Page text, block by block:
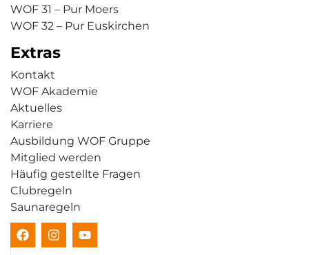
WOF 31 – Pur Moers
WOF 32 – Pur Euskirchen
Extras
Kontakt
WOF Akademie
Aktuelles
Karriere
Ausbildung WOF Gruppe
Mitglied werden
Häufig gestellte Fragen
Clubregeln
Saunaregeln